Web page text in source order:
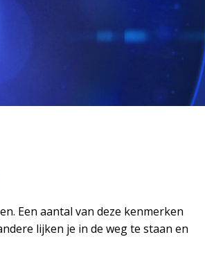
Een aantal van deze kenmerken
lijken je in de weg te staan en